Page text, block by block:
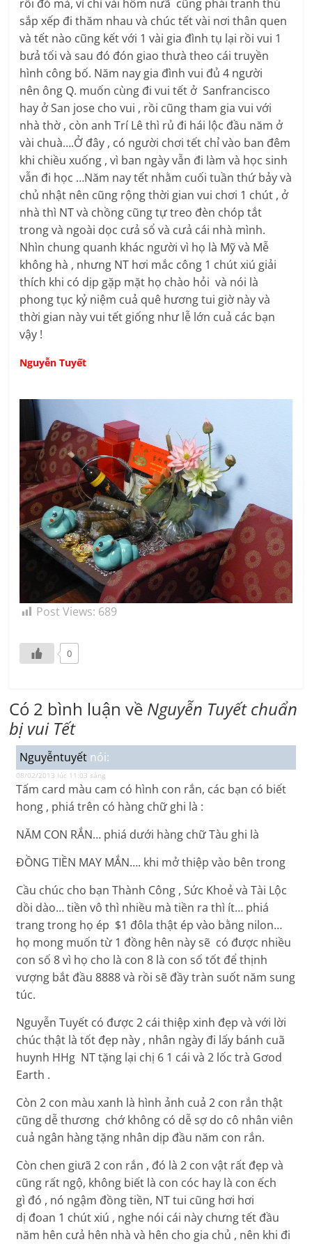
rồi đó mà, vì chỉ vài hôm nưã cũng phải tranh thủ
sắp xếp đi thăm nhau và chúc tết vài nơi thân quen
và tết nào cũng kết với 1 vài gia đình tụ lại rồi vui 1
bưả tối và sau đó đón giao thưà theo cái truyền
hình công bố. Năm nay gia đình vui đủ 4 người
nên ông Q. muốn cùng đi vui tết ở Sanfrancisco
hay ở San jose cho vui , rồi cũng tham gia vui với
nhà thờ , còn anh Trí Lê thì rủ đi hái lộc đầu năm ở
vài chuà….Ở đây , có người chơi tết chỉ vào ban đêm
khi chiều xuống , vì ban ngày vẫn đi làm và học sinh
vẫn đi học …Năm nay tết nhằm cuối tuần thứ bảy và
chủ nhật nên cũng rộng thời gian vui chơi 1 chút , ở
nhà thì NT và chồng cũng tự treo đèn chóp tắt
trong và ngoài dọc cưả sổ và cưả cái nhà mình.
Nhìn chung quanh khác người vì họ là Mỹ và Mễ
không hà , nhưng NT hơi mắc công 1 chút xiú giải
thích khi có dịp gặp mặt họ chào hỏi và nói là
phong tục kỷ niệm cuả quê hương tui giờ này và
thời gian này vui tết giống như lễ lớn cuả các bạn
vậy !
Nguyễn Tuyết
Post Views: 689
0
Có 2 bình luận về Nguyễn Tuyết chuẩn
bị vui Tết
Nguyễntuyết nói:
08/02/2013 lúc 11:03 sáng
Tấm card màu cam có hình con rắn, các bạn có biết
hong , phiá trên có hàng chữ ghi là :
NĂM CON RẮN… phiá dưới hàng chữ Tàu ghi là
ĐỒNG TIỀN MAY MẮN…. khi mở thiệp vào bên trong
Cầu chúc cho bạn Thành Công , Sức Khoẻ và Tài Lộc
dồi dào… tiền vô thì nhiều mà tiền ra thì ít… phiá
trang trong họ ép $1 đôla thật ép vào bằng nilon…
họ mong muốn từ 1 đồng hên này sẽ có được nhiều
con số 8 vì họ cho là con 8 là con số tốt để thịnh
vượng bắt đầu 8888 và rồi sẽ đầy tràn suốt năm sung
túc.
Nguyễn Tuyết có được 2 cái thiệp xinh đẹp và với lời
chúc thật là tốt đẹp này , nhân ngày đi lấy bánh cuã
huynh HHg NT tặng lại chị 6 1 cái và 2 lốc trà Gơod
Earth .
Còn 2 con màu xanh là hình ảnh cuả 2 con rắn thật
cũng dễ thương chớ không có dễ sợ do cô nhân viên
cuả ngân hàng tặng nhân dịp đầu năm con rắn.
Còn chen giưã 2 con rắn , đó là 2 con vật rất đẹp và
cũng rất ngộ, không biết là con cóc hay là con ếch
gì đó , nó ngậm đồng tiền, NT tui cũng hơi hơi
dị đoan 1 chút xiú , nghe nói cái này chưng tết đầu
năm hên cưả hên nhà và hên cho gia chủ , nên khi đi